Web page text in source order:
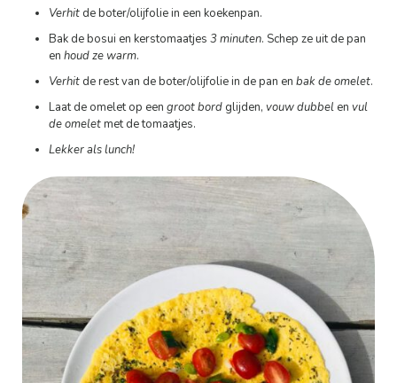
Verhit de boter/olijfolie in een koekenpan.
Bak de bosui en kerstomaatjes 3 minuten. Schep ze uit de pan
en houd ze warm.
Verhit de rest van de boter/olijfolie in de pan en bak de omelet.
Laat de omelet op een groot bord glijden, vouw dubbel en vul
de omeletmet de tomaatjes.
Lekker als lunch!